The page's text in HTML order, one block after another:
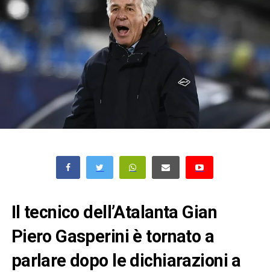
Il tecnico dell’Atalanta Gian
Piero Gasperini è tornato a
parlare dopo le dichiarazioni a